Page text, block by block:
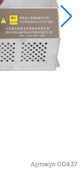
Артикул 00437